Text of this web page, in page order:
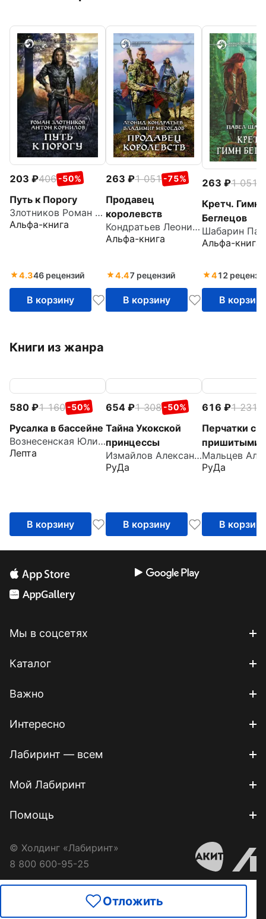
Отложить
203 406 -50%
Путь к Порогу
Злотников Роман Валерьевич
Альфа-книга
4.346 рецензий
В корзину
263 1 051 -75%
Продавец
королевств
Кондратьев Леонид Владимирович
Альфа-книга
4.47 рецензий
В корзину
263 1 051
Кретч. Гимн
Беглецов
Альфа-книга
412
В корзину
Книги из жанра
580 1 160 -50%
Русалка в бассейне
Вознесенская Юлия Николаевна
Лепта
В корзину
654 1 308 -50%
Тайна Укокской
принцессы
Измайлов Александр
РуДа
В корзину
616 1 231
Перчатки с
пришитыми
пальцами
РуДа
В корзину
Мы в соцсетях
Каталог
Важно
Интересно
Лабиринт — всем
Мой Лабиринт
Помощь
© Холдинг «Лабиринт»
8 800 600-95-25